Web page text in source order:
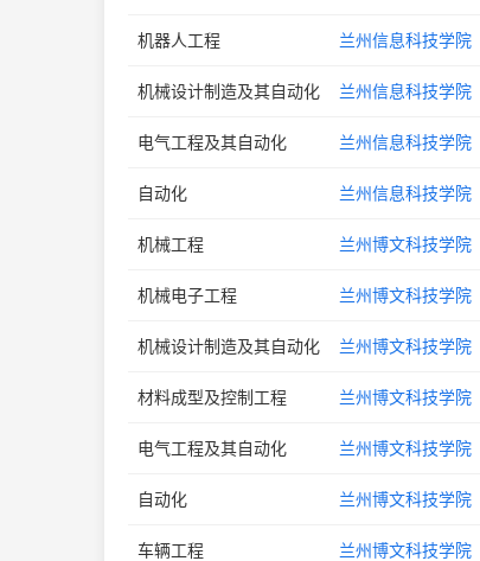
机器人工程 兰州信息科技学院
机械设计制造及其自动化 兰州信息科技学院
电气工程及其自动化 兰州信息科技学院
自动化 兰州信息科技学院
机械工程 兰州博文科技学院
机械电子工程 兰州博文科技学院
机械设计制造及其自动化 兰州博文科技学院
材料成型及控制工程 兰州博文科技学院
电气工程及其自动化 兰州博文科技学院
自动化 兰州博文科技学院
车辆工程 兰州博文科技学院